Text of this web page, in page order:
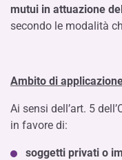
mutui in attuazione
secondo le modalità
Ambito di
Ai sensi dell’art. 5
in favore di:
soggetti privati o